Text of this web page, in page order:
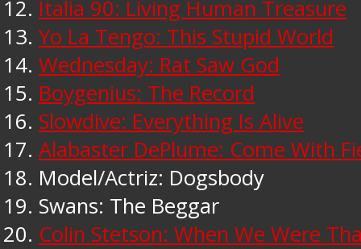
Italia 90: Living Human Treasure
Yo La Tengo: This Stupid World
Wednesday: Rat Saw God
Boygenius: The Record
Slowdive: Everything Is Alive
Alabaster DePlume: Come With
Model/Actriz: Dogsbody
Swans: The Beggar
Colin Stetson: When We Were